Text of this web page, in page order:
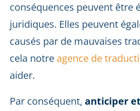
conséquences peuvent être
juridiques. Elles peuvent
causés par de mauvaises
cela notre agence de
aider.
Par conséquent, anticiper